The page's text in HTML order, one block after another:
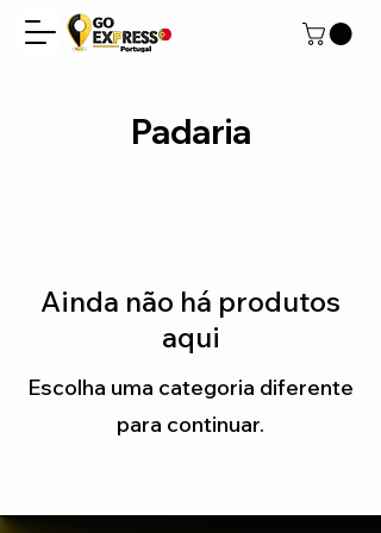
Padaria
Ainda não há produtos
aqui
Escolha uma categoria diferente
para continuar.